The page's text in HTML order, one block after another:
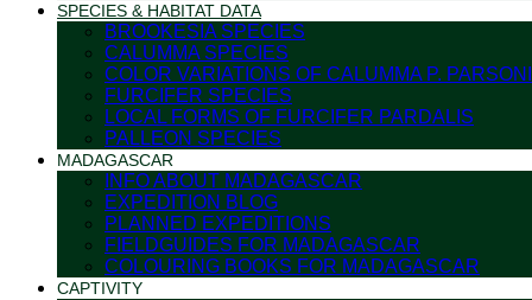
SPECIES & HABITAT DATA
BROOKESIA SPECIES
CALUMMA SPECIES
COLOR VARIATIONS OF CALUMMA P.
FURCIFER SPECIES
LOCAL FORMS OF FURCIFER PARDALIS
PALLEON SPECIES
MADAGASCAR
INFO ABOUT MADAGASCAR
EXPEDITION BLOG
PLANNED EXPEDITIONS
FIELDGUIDES FOR MADAGASCAR
COLOURING BOOKS FOR MADAGASCAR
CAPTIVITY